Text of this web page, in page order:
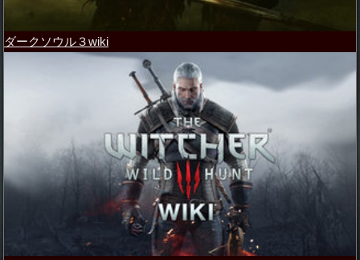
ダークソウル３wiki